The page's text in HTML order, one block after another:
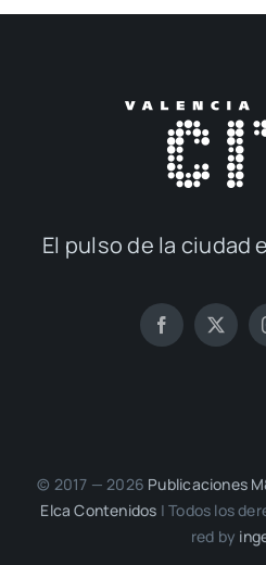
El pul­so de la ciu­dad
© 2017 — 2026 Publi­ca­cio­nes
Elca Con­te­ni­dos | Todos los
red by